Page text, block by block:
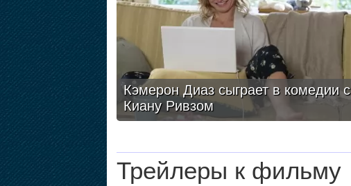
Кэмерон Диаз сыграет в комедии с
Киану Ривзом
Трейлеры к фильму